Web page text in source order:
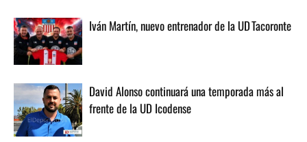
Iván Martín, nuevo entrenador de la UD Tacoronte
David Alonso continuará una temporada más al
frente de la UD Icodense